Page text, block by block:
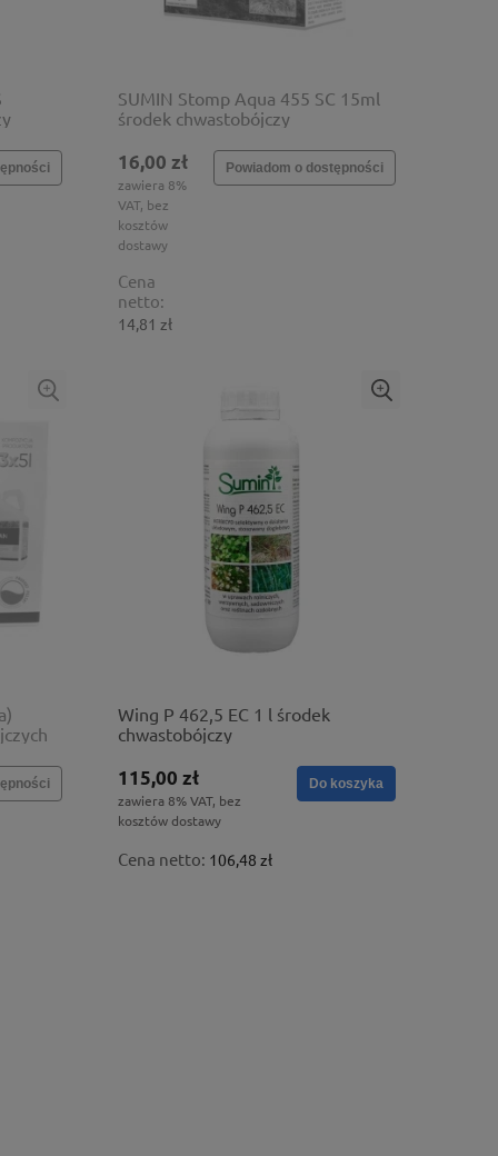
SUMIN Stomp Aqua 455 SC 15ml
środek chwastobójczy
16,00 zł
zawiera 8%
VAT, bez
kosztów
dostawy
Cena
netto:
14,81 zł
Powiadom o dostępności
Wing P 462,5 EC 1 l środek
chwastobójczy
115,00 zł
zawiera 8% VAT, bez
kosztów dostawy
Cena netto: 106,48 zł
Do koszyka